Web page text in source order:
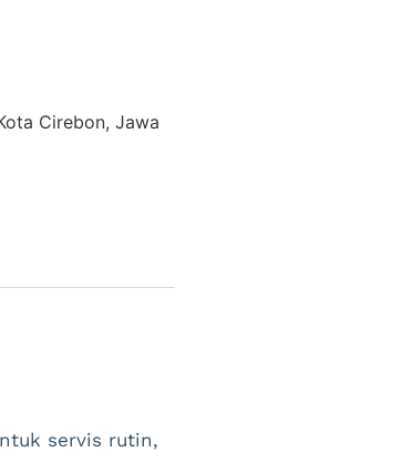
Cirebon, Jawa
servis rutin,